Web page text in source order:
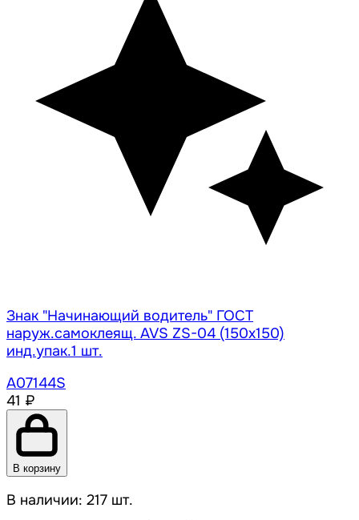
Знак "Начинающий водитель" ГОСТ
наруж.самоклеящ. AVS ZS-04 (150x150)
инд.упак.1 шт.
A07144S
41 ₽
В корзину
В наличии: 217 шт.